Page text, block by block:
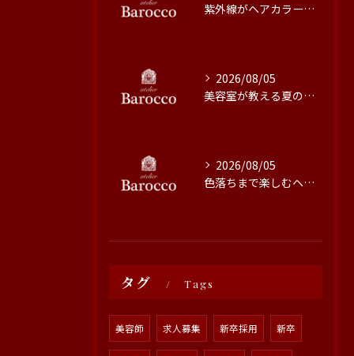
紫外線がヘアカラーに与える影響と対策
2026/08/05
美容室が教える夏の最旬ヘアカラー技術
2026/08/05
色落ちまで楽しむヘアカラーの秘訣
タグ Tags
美容師 求人募集 新卒採用 新卒